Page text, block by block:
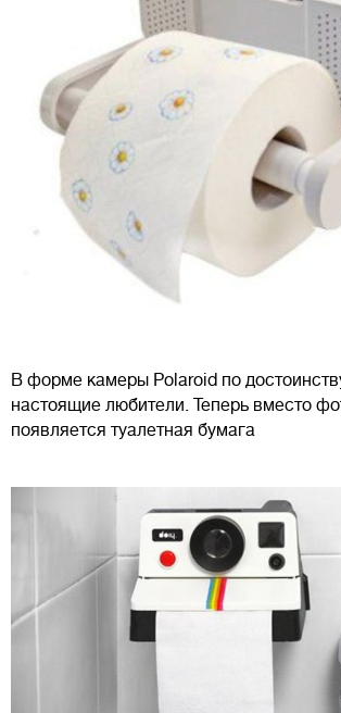
В форме камеры Polaroid по
настоящие любители. Теперь вместо
появляется туалетная бумага